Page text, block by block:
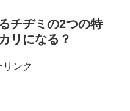
チヂミの2つの特
リになる？
リンク